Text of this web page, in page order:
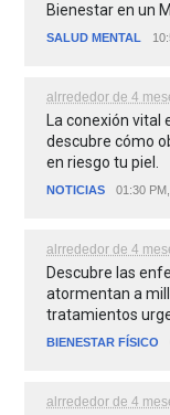
Bienestar en un
SALUD MENTAL
alrrededor de 4
La conexión
descubre cómo
en riesgo tu piel.
NOTICIAS 01:30
alrrededor de 4
Descubre las
atormentan a
tratamientos
BIENESTAR FÍSICO
alrrededor de 4